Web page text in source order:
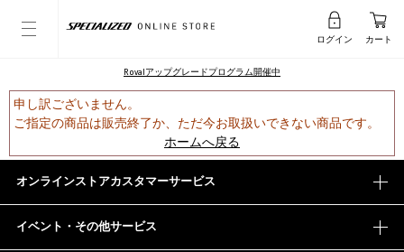
ログイン カート
Rovalアップグレードプログラム開催中
申し訳ございません。
ご指定の商品は販売終了か、ただ今お取扱いできない商品です。
ホームへ戻る
オンラインストアカスタマーサービス
イベント・その他サービス